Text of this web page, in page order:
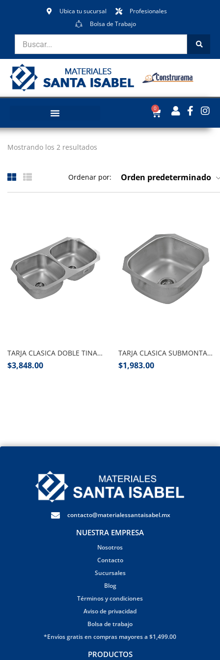
Ubica tu sucursal
Profesionales
Bolsa de Trabajo
0
Mostrando los 2 resultados
Ordenar por: Orden predeterminado
TARJA CLASICA DOBLE TINA SUBMONTAR 84X48 CM EB TECNICA
$3,848.00
TARJA CLASICA SUBMONTAR 48X43 CM EB TECNICA
$1,983.00
contacto@materialessantaisabel.mx
NUESTRA EMPRESA
Nosotros
Contacto
Sucursales
Blog
Términos y condiciones
Aviso de privacidad
Bolsa de trabajo
*Envíos gratis en compras mayores a $1,499.00
PRODUCTOS